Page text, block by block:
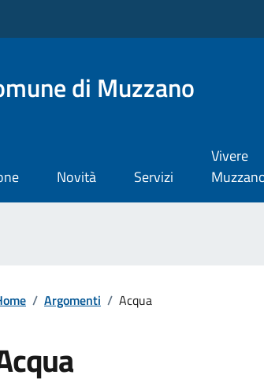
di Muzzano
Novità Servizi
Vivere
/ Argomenti / Acqua